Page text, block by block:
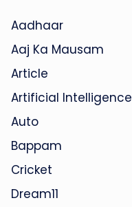
Aadhaar
Aaj Ka Mausam
Article
Artificial Intelligence
Auto
Bappam
Cricket
Dream11